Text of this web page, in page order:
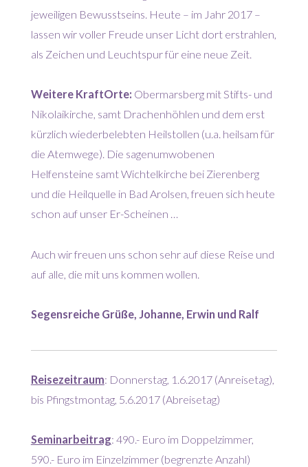
jeweiligen Bewusstseins. Heute – im Jahr 2017 –
lassen wir voller Freude unser Licht dort erstrahlen,
als Zeichen und Leuchtspur für eine neue Zeit.
Weitere KraftOrte: Obermarsberg mit Stifts- und
Nikolaikirche, samt Drachenhöhlen und dem erst
kürzlich wiederbelebten Heilstollen (u.a. heilsam für
die Atemwege). Die sagenumwobenen
Helfensteine samt Wichtelkirche bei Zierenberg
und die Heilquelle in Bad Arolsen, freuen sich heute
schon auf unser Er-Scheinen …
Auch wir freuen uns schon sehr auf diese Reise und
auf alle, die mit uns kommen wollen.
Segensreiche Grüße, Johanne, Erwin und Ralf
Reisezeitraum: Donnerstag, 1.6.2017 (Anreisetag),
bis Pfingstmontag, 5.6.2017 (Abreisetag)
Seminarbeitrag: 490.- Euro im Doppelzimmer,
590.- Euro im Einzelzimmer (begrenzte Anzahl)